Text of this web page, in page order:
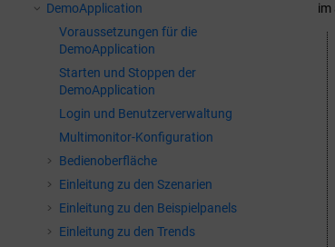
DemoApplication
Voraussetzungen für die
DemoApplication
Starten und Stoppen der
DemoApplication
Login und Benutzerverwaltung
Multimonitor-Konfiguration
Bedienoberfläche
Einleitung zu den Szenarien
Einleitung zu den Beispielpanels
Einleitung zu den Trends
im